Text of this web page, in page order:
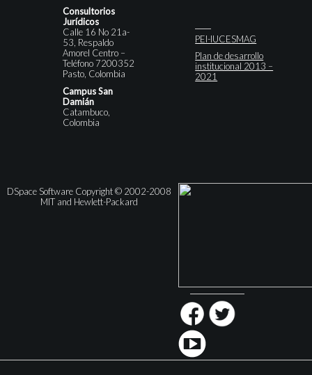
Consultorios
Jurídicos
Calle 16 No 21a-
53, Respaldo
Amorel Centro –
Teléfono 7200352
Pasto, Colombia
Campus San
Damián
Catambuco,
Colombia
PEI-IUCESMAG
Plan de desarrollo
institucional 2013 –
2021
DSpace Software Copyright © 2002-2008
MIT and Hewlett-Packard